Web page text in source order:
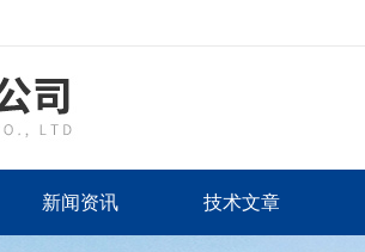
新闻资讯 技术文章